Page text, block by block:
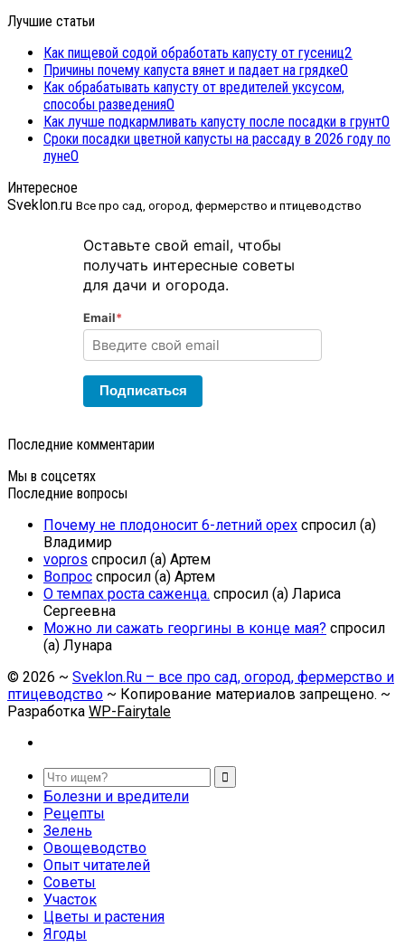
Лучшие статьи
Как пищевой содой обработать капусту от гусениц2
Причины почему капуста вянет и падает на грядке0
Как обрабатывать капусту от вредителей уксусом,
способы разведения0
Как лучше подкармливать капусту после посадки в грунт0
Сроки посадки цветной капусты на рассаду в 2026 году по
луне0
Интересное
Sveklon.ru Все про сад, огород, фермерство и птицеводство
Оставьте свой email, чтобы
получать интересные советы
для дачи и огорода.
Email*
Подписаться
Последние комментарии
Мы в соцсетях
Последние вопросы
Почему не плодоносит 6-летний орех спросил (а)
Владимир
vopros спросил (а) Артем
Вопрос спросил (а) Артем
О темпах роста саженца. спросил (а) Лариса
Сергеевна
Можно ли сажать георгины в конце мая? спросил
(а) Лунара
© 2026 ~ Sveklon.Ru – все про сад, огород, фермерство и
птицеводство ~ Копирование материалов запрещено. ~
Разработка WP-Fairytale
Болезни и вредители
Рецепты
Зелень
Овощеводство
Опыт читателей
Советы
Участок
Цветы и растения
Ягоды